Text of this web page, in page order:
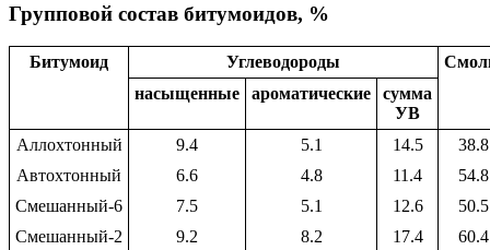
Групповой состав битумоидов, %
Битумоид Углеводороды
насыщенные
ароматические
сумма
УВ
Аллохтонный
9.4 5.1 14.5
38.8
Автохтонный
6.6 4.8 11.4
54.8
Смешанный-6
7.5 5.1 12.6
50.5
Смешанный-2
9.2 8.2 17.4 60.4